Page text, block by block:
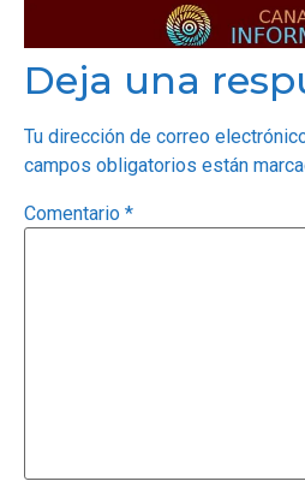
PROGRAMAS
Deja una
Tu dirección de correo
campos obligatorios están
Comentario *